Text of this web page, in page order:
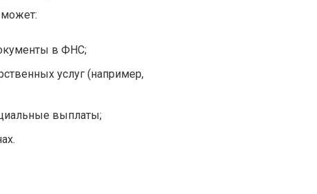
в ФНС;
услуг (например,
выплаты;